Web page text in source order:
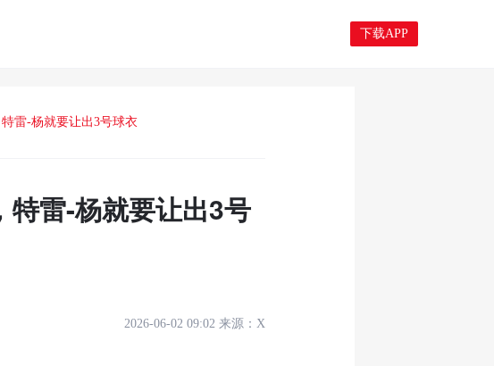
下载APP
雷-杨就要让出3号球衣
雷-杨就要让出3号
2026-06-02 09:02 来源： X